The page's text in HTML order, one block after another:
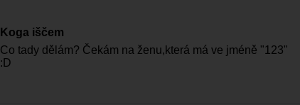
Koga iščem
Co tady dělám? Čekám na ženu,která má ve jméně "123"
:D